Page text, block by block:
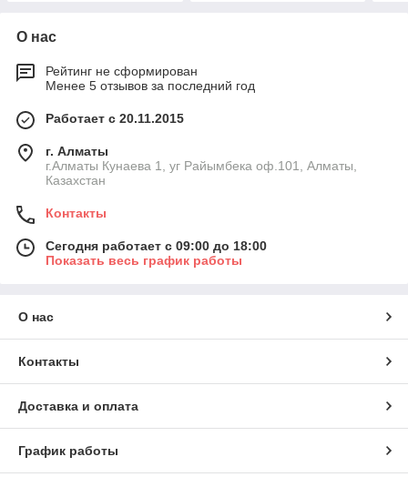
О нас
Рейтинг не сформирован
Менее 5 отзывов за последний год
Работает с 20.11.2015
г. Алматы
г.Алматы Кунаева 1, уг Райымбека оф.101, Алматы,
Казахстан
Контакты
Сегодня работает с 09:00 до 18:00
Показать весь график работы
О нас
Контакты
Доставка и оплата
График работы